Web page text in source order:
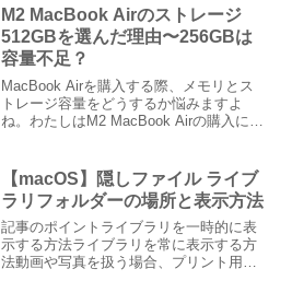
す。Macの「すべてのコンテンツと設定
を消去」を使えるのは...
M2 MacBook Airのストレージ
512GBを選んだ理由〜256GBは
容量不足？
MacBook Airを購入する際、メモリとス
トレージ容量をどうするか悩みますよ
ね。わたしはM2 MacBook Airの購入にあ
が、今回思うところがあり敢えて5...
【macOS】隠しファイル ライブ
ラリフォルダーの場所と表示方法
記事のポイントライブラリを一時的に表
示する方法ライブラリを常に表示する方
法動画や写真を扱う場合、プリント用紙